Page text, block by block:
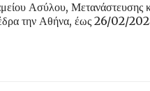
Ασύλου, Μετανάστευσης
την Αθήνα, έως 26/02/